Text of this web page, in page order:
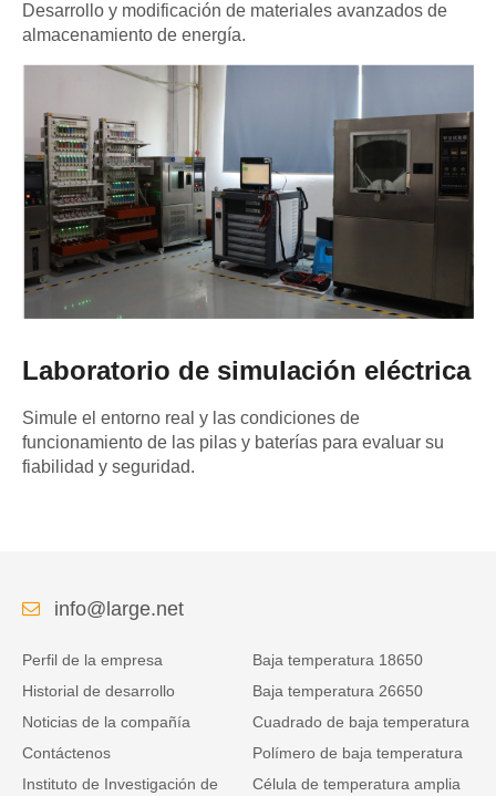
Desarrollo y modificación de materiales avanzados de
almacenamiento de energía.
Laboratorio de simulación eléctrica
Simule el entorno real y las condiciones de
funcionamiento de las pilas y baterías para evaluar su
fiabilidad y seguridad.
info@large.net
Perfil de la empresa
Historial de desarrollo
Noticias de la compañía
Contáctenos
Instituto de Investigación de
Baja temperatura 18650
Baja temperatura 26650
Cuadrado de baja temperatura
Polímero de baja temperatura
Célula de temperatura amplia